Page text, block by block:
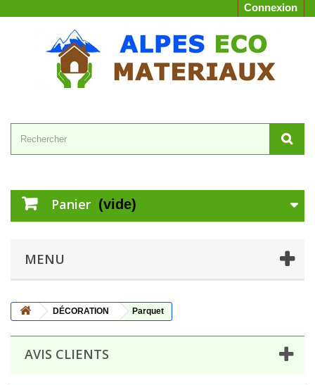
Connexion
Panier (vide)
MENU
DÉCORATION Parquet
AVIS CLIENTS